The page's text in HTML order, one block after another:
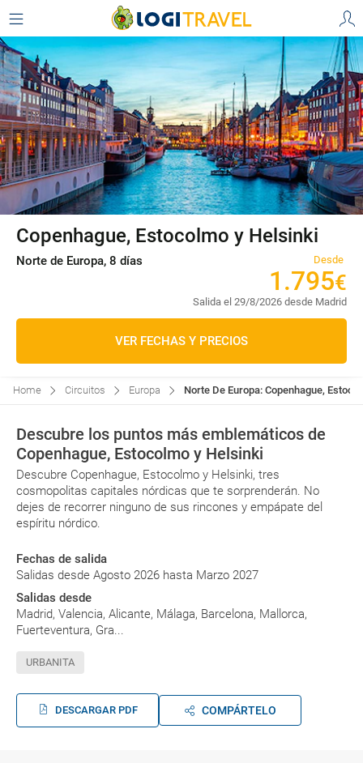
Copenhague, Estocolmo y Helsinki
Norte de Europa, 8 días Desde
1 .795€
Salida el 29/8/2026 desde Madrid
VER FECHAS Y PRECIOS
Home Circuitos Europa Norte De Europa: Copenhague,
Descubre los puntos más emblemáticos de
Copenhague, Estocolmo y Helsinki
Descubre Copenhague, Estocolmo y Helsinki, tres
cosmopolitas capitales nórdicas que te sorprenderán. No
dejes de recorrer ninguno de sus rincones y empápate del
espíritu nórdico.
Fechas de salida
Salidas desde Agosto 2026 hasta Marzo 2027
Salidas desde
Madrid, Valencia, Alicante, Málaga, Barcelona, Mallorca,
Fuerteventura, Gra...
URBANITA
DESCARGAR PDF COMPÁRTELO